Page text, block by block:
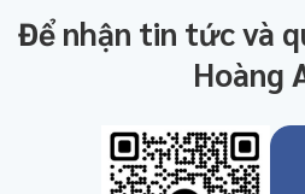
Để nhận tin tức và
Hoàng